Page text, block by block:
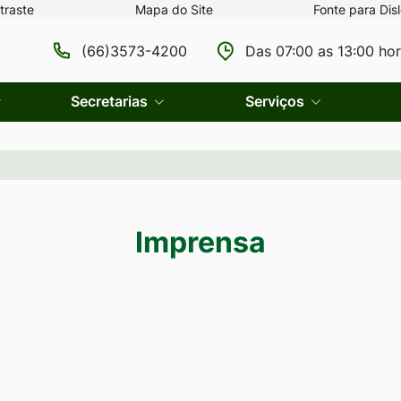
Mapa do Site Fonte para
(66)3573-4200 Das 07:00 as 13:00
Secretarias Serviços
Imprensa